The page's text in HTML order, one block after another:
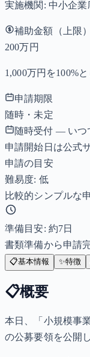
実施機関: 中小企業
補助金額（上限）
200万円
1,000万円を100%
申請期限
随時・未定
随時受付 — いつ
申請開始日は公式
申請の目安
難易度: 低
比較的シンプルな
準備目安: 約7日
書類準備から申請
📋基本情報 ✨特徴
📋概要
本日、「小規模事
の公募要領を公開